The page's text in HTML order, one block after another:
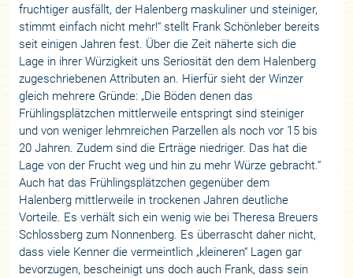
fruchtiger ausfällt, der Halenberg maskuliner und steiniger,
stimmt einfach nicht mehr!“ stellt Frank Schönleber bereits
seit einigen Jahren fest. Über die Zeit näherte sich die
Lage in ihrer Würzigkeit uns Seriosität den dem Halenberg
zugeschriebenen Attributen an. Hierfür sieht der Winzer
gleich mehrere Gründe: „Die Böden denen das
Frühlingsplätzchen mittlerweile entspringt sind steiniger
und von weniger lehmreichen Parzellen als noch vor 15 bis
20 Jahren. Zudem sind die Erträge niedriger. Das hat die
Lage von der Frucht weg und hin zu mehr Würze gebracht.“
Auch hat das Frühlingsplätzchen gegenüber dem
Halenberg mittlerweile in trockenen Jahren deutliche
Vorteile. Es verhält sich ein wenig wie bei Theresa Breuers
Schlossberg zum Nonnenberg. Es überrascht daher nicht,
dass viele Kenner die vermeintlich „kleineren“ Lagen gar
bevorzugen, bescheinigt uns doch auch Frank, dass sein